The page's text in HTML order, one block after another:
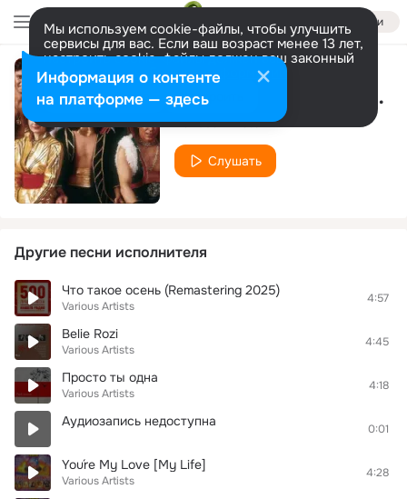
Войти
Мы используем cookie-файлы, чтобы улучшить
сервисы для вас. Если ваш возраст менее 13 лет,
настроить cookie-файлы должен ваш законный
представитель. Больше информации
Разрешить все Настроить Музыка нас связала
Various Artists
Слушать
Другие песни исполнителя
Что такое осень (Remastering 2025)
Various Artists
4:57
Belie Rozi
Various Artists
4:45
Просто ты одна
Various Artists
4:18
Аудиозапись недоступна 0:01
You´re My Love [My Life]
Various Artists
4:28
Информация о контенте
на платформе — здесь